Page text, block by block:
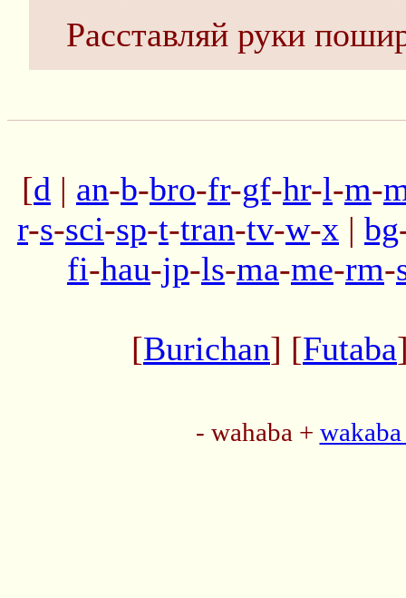
Расставляй руки
[d | an-b-bro-fr-gf-hr-l-m-
r-s-sci-sp-t-tran-tv-w-x | bg
fi-hau-jp-ls-ma-me-rm-
[Burichan] [Futaba
- wahaba +